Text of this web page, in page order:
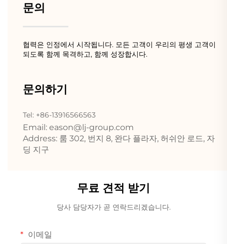
문의
협력은 인정에서 시작됩니다. 모든 고객이 우리의 평생 고객이
되도록 함께 목격하고, 함께 성장합시다.
문의하기
Tel: +86-13916566563
Email: eason@lj-group.com
Address: 룸 302, 번지 8, 완다 플라자, 허쉬안 로드, 자
딩 지구
무료 견적 받기
당사 담당자가 곧 연락드리겠습니다.
이메일